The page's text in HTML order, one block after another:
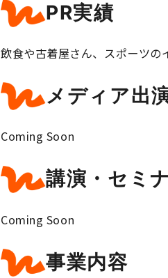
PR実績
飲食や古着屋さん、スポーツの
メディア出
Coming Soon
講演・セミ
Coming Soon
事業内容